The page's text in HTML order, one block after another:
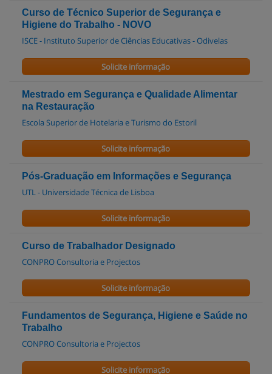
Curso de Técnico Superior de Segurança e
Higiene do Trabalho - NOVO
ISCE - Instituto Superior de Ciências Educativas - Odivelas
Solicite informação
Mestrado em Segurança e Qualidade Alimentar
na Restauração
Escola Superior de Hotelaria e Turismo do Estoril
Solicite informação
Pós-Graduação em Informações e Segurança
UTL - Universidade Técnica de Lisboa
Solicite informação
Curso de Trabalhador Designado
CONPRO Consultoria e Projectos
Solicite informação
Fundamentos de Segurança, Higiene e Saúde no
Trabalho
CONPRO Consultoria e Projectos
Solicite informação